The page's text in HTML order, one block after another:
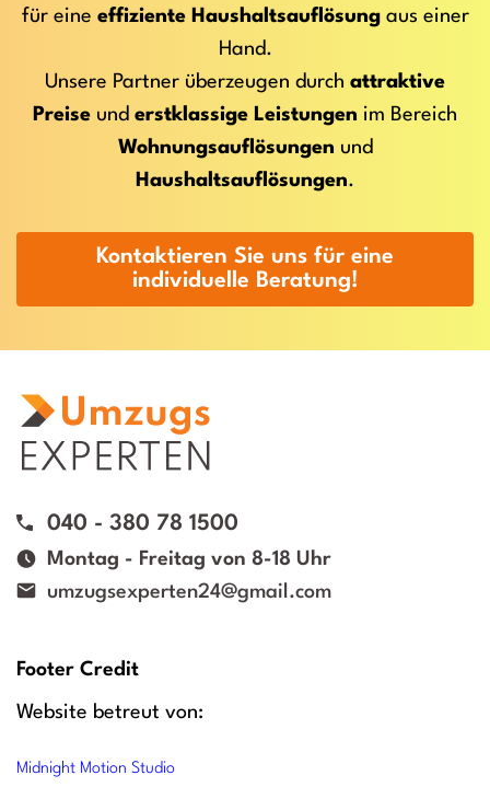
für eine effiziente Haushaltsauflösungaus einer
Hand.
Unsere Partner überzeugen durch attraktive
Preise und erstklassige Leistungen im Bereich
Wohnungsauflösungen und
Haushaltsauflösungen.
Kontaktieren Sie uns für eine
individuelle Beratung!
040 - 380 78 1500
Montag - Freitag von 8-18 Uhr
umzugsexperten24@gmail.com
Footer Credit
Website betreut von:
Midnight Motion Studio